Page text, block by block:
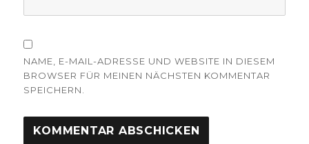
NAME, E-MAIL-ADRESSE UND WEBSITE IN DIESEM
BROWSER FÜR MEINEN NÄCHSTEN KOMMENTAR
SPEICHERN.